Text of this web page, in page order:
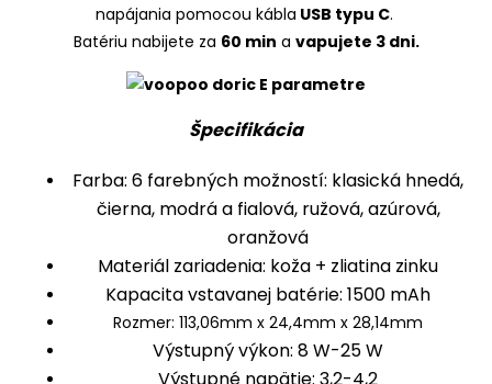
napájania pomocou kábla USB typu C.
Batériu nabijete za 60 min a vapujete 3 dni.
Špecifikácia
Farba: 6 farebných možností: klasická hnedá,
čierna, modrá a fialová, ružová, azúrová,
oranžová
Materiál zariadenia: koža + zliatina zinku
Kapacita vstavanej batérie: 1500 mAh
Rozmer: 113,06mm x 24,4mm x 28,14mm
Výstupný výkon: 8 W-25 W